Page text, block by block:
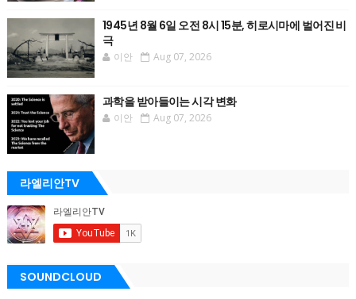
1945년 8월 6일 오전 8시 15분, 히로시마에 벌어진 비
극
이안 Aug 07, 2026
과학을 받아들이는 시각 변화
이안 Aug 07, 2026
라엘리안TV
SOUNDCLOUD